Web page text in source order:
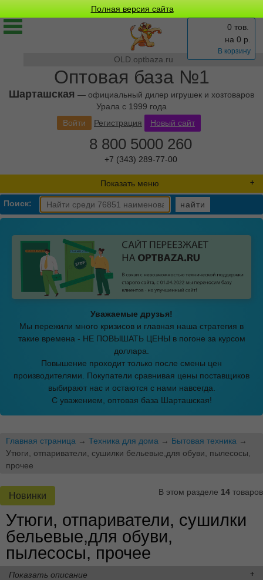
Полная версия сайта
OLD.optbaza.ru
Оптовая база №1
Шарташская — официальный дилер игрушек и хозтоваров
Урала с 1999 года
0 тов.
на 0 р.
В корзину
Войти Регистрация Новый сайт
8 800 5000 260
+7 (343) 289-77-00
Показать меню
Поиск: найти
Уважаемые друзья!
Мы пережили много кризисов и главная наша стратегия в
такие времена - НЕ ПОВЫШАТЬ ЦЕНЫ в погоне за курсом
доллара.
Повышение проходит только после смены цен
производителями. Покупатели сравнивая цены поставщиков
выбирают нас и остаются с нами навсегда.
С уважением, оптовая база Шарташская!
Главная страница → Техника для дома → Бытовая техника →
Утюги, отпариватели, сушилки бельевые,для обуви, пылесосы,
прочее
В этом разделе 14 товаров
Новинки
Утюги, отпариватели, сушилки
бельевые,для обуви,
пылесосы, прочее
Показать описание